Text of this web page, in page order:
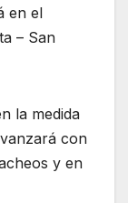
en el
– San
la medida
con
y en